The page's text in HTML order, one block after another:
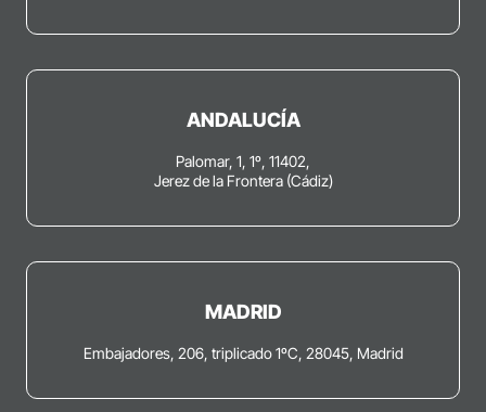
ANDALUCÍA
Palomar, 1, 1º, 11402,
Jerez de la Frontera (Cádiz)
MADRID
Embajadores, 206, triplicado 1ºC, 28045, Madrid